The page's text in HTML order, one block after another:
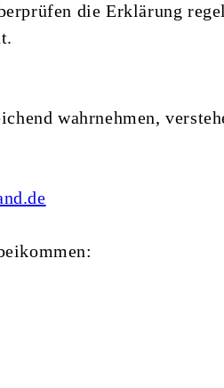
die Erklärung
wahrnehmen,